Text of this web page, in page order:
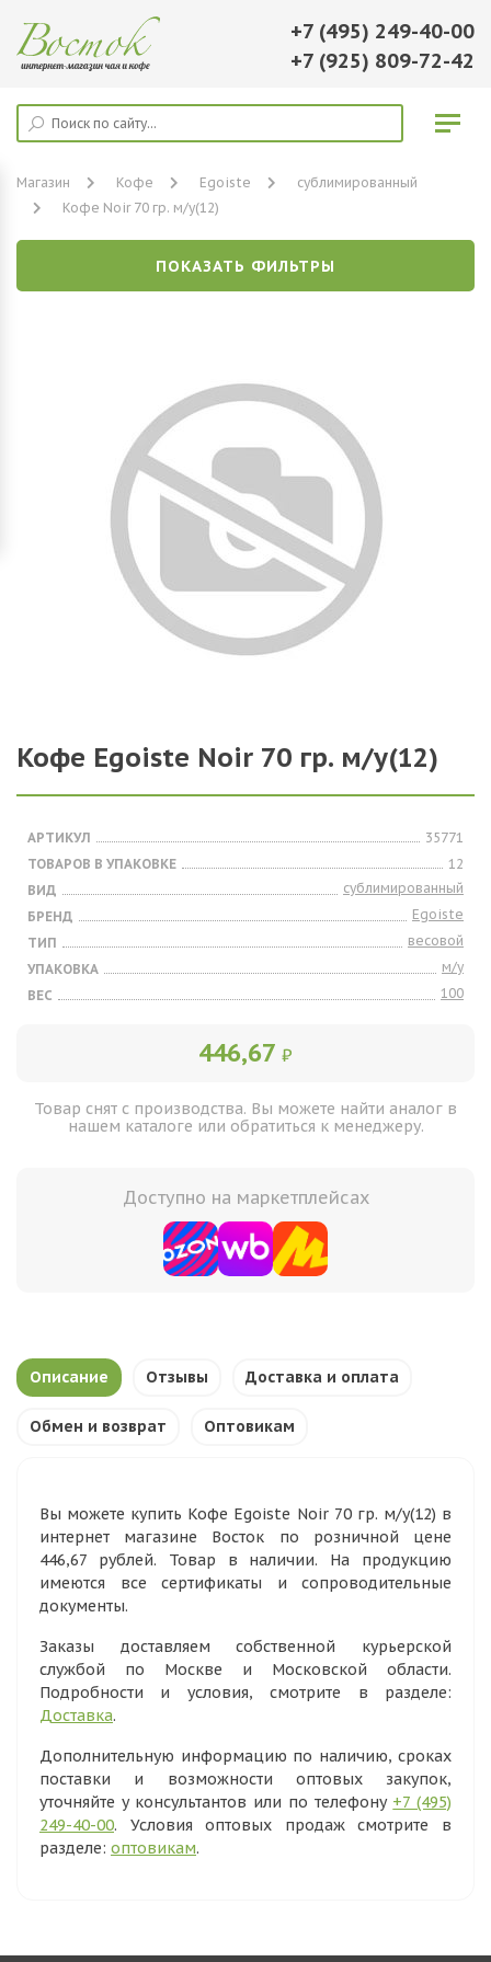
+7 (495) 249-40-00
+7 (925) 809-72-42
Магазин Кофе Egoiste
сублимированный
Кофе Noir 70 гр. м/у(12)
ПОКАЗАТЬ ФИЛЬТРЫ
Кофе Egoiste Noir 70 гр. м/у(12)
АРТИКУЛ
35771
ТОВАРОВ В УПАКОВКЕ
12
ВИД
сублимированный
БРЕНД
Egoiste
ТИП
весовой
УПАКОВКА
м/у
ВЕС
100
446,67 ₽
Товар снят с производства. Вы можете найти аналог в
нашем каталоге или обратиться к менеджеру.
Доступно на маркетплейсах
Описание Отзывы Доставка и оплата
Обмен и возврат Оптовикам
Вы можете купить Кофе Egoiste Noir 70 гр. м/у(12) в
интернет магазине Восток по розничной цене
446,67 рублей. Товар в наличии. На продукцию
имеются все сертификаты и сопроводительные
документы.
Заказы доставляем собственной курьерской
службой по Москве и Московской области.
Подробности и условия, смотрите в разделе:
Доставка.
Дополнительную информацию по наличию, сроках
поставки и возможности оптовых закупок,
уточняйте у консультантов или по телефону +7 (495)
249-40-00. Условия оптовых продаж смотрите в
разделе: оптовикам.